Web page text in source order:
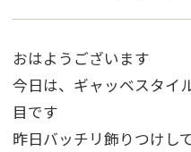
おはようございます
今日は、ギャッベスタイ
目です
昨日バッチリ飾りつけし